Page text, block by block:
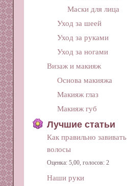
Маски для лица
Уход за шеей
Уход за руками
Уход за ногами
Визаж и макияж
Основа макияжа
Макияж глаз
Макияж губ
Лучшие статьи
Как правильно завивать
волосы
Оценка: 5,00, голосов: 2
Наши руки